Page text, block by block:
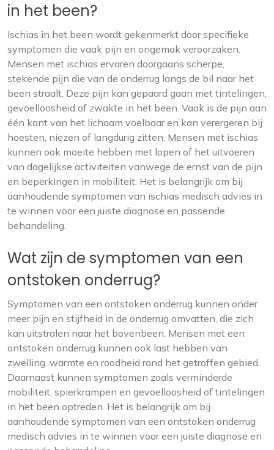
in het been?
Ischias in het been wordt gekenmerkt door specifieke
symptomen die vaak pijn en ongemak veroorzaken.
Mensen met ischias ervaren doorgaans scherpe,
stekende pijn die van de onderrug langs de bil naar het
been straalt. Deze pijn kan gepaard gaan met tintelingen,
gevoelloosheid of zwakte in het been. Vaak is de pijn aan
één kant van het lichaam voelbaar en kan verergeren bij
hoesten, niezen of langdurig zitten. Mensen met ischias
kunnen ook moeite hebben met lopen of het uitvoeren
van dagelijkse activiteiten vanwege de ernst van de pijn
en beperkingen in mobiliteit. Het is belangrijk om bij
aanhoudende symptomen van ischias medisch advies in
te winnen voor een juiste diagnose en passende
behandeling.
Wat zijn de symptomen van een
ontstoken onderrug?
Symptomen van een ontstoken onderrug kunnen onder
meer pijn en stijfheid in de onderrug omvatten, die zich
kan uitstralen naar het bovenbeen. Mensen met een
ontstoken onderrug kunnen ook last hebben van
zwelling, warmte en roodheid rond het getroffen gebied.
Daarnaast kunnen symptomen zoals verminderde
mobiliteit, spierkrampen en gevoelloosheid of tintelingen
in het been optreden. Het is belangrijk om bij
aanhoudende symptomen van een ontstoken onderrug
medisch advies in te winnen voor een juiste diagnose en